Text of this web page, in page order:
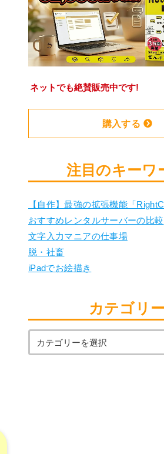
ネットでも絶賛販売中です!
購入する
注目のキーワ
【自作】最強の拡張機能「
おすすめレンタルサーバーの比較
文字入力マニアの仕事場
脱・社畜
iPadでお絵描き
カテゴリー